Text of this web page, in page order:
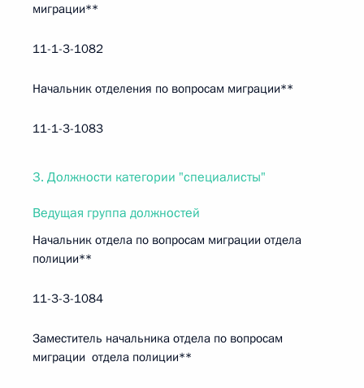
миграции**
11-1-3-1082
Начальник отделения по вопросам миграции**
11-1-3-1083
3. Должности категории "специалисты"
Ведущая группа должностей
Начальник отдела по вопросам миграции отдела
полиции**
11-3-3-1084
Заместитель начальника отдела по вопросам
миграции отдела полиции**